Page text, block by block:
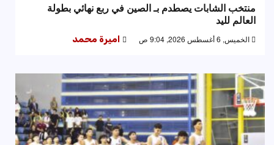
منتخب الشابات يصطدم بـ الصين في ربع نهائي بطولة
العالم لليد
الخميس, 6 أغسطس 2026, 9:04 ص اميرة محمد